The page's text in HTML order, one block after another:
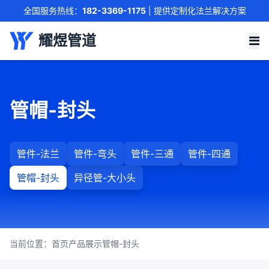
全国服务热线： 182-3369-1175| 提供定制化法兰解决方案
耀煜管道
联系我们
管帽-封头
管件-法兰 管件-弯头 管件-三通
管件-四通
管帽-封头
异径管-大小头
当前位置： 首页产品展示管帽-封头